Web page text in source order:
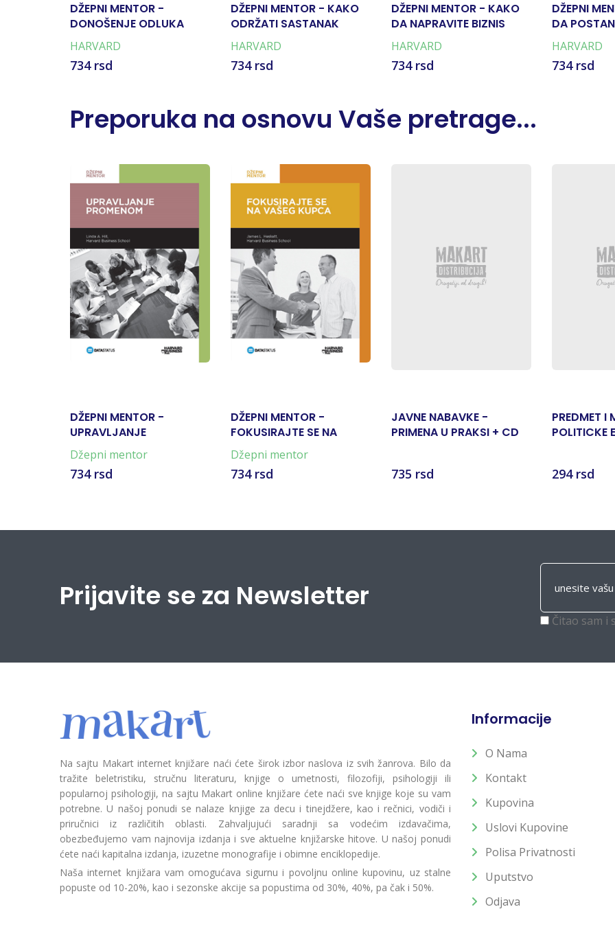
DŽEPNI MENTOR -
DONOŠENJE ODLUKA
HARVARD
734 rsd
DŽEPNI MENTOR - KAKO
ODRŽATI SASTANAK
HARVARD
734 rsd
DŽEPNI MENTOR - KAKO
DA NAPRAVITE BIZNIS
PLAN
HARVARD
734 rsd
DŽEPNI
DA
HARVARD
734 rsd
Preporuka na osnovu Vaše pretrage...
DŽEPNI MENTOR -
UPRAVLJANJE
PROMENOM
Džepni mentor
734 rsd
DŽEPNI MENTOR -
FOKUSIRAJTE SE NA
VAŠEG KUPCA
Džepni mentor
734 rsd
JAVNE NABAVKE -
PRIMENA U PRAKSI + CD
735 rsd
PREDMET I
POLITICKE
294 rsd
Prijavite se za Newsletter
Čitao sam i
Na sajtu Makart internet knjižare naći ćete širok izbor naslova iz svih žanrova. Bilo da
tražite beletristiku, stručnu literaturu, knjige o umetnosti, filozofiji, psihologiji ili
popularnoj psihologiji, na sajtu Makart online knjižare ćete naći sve knjige koje su vam
potrebne. U našoj ponudi se nalaze knjige za decu i tinejdžere, kao i rečnici, vodiči i
priručnici iz različitih oblasti. Zahvaljujući saradnji sa vodećim izdavačima,
obezbeđujemo vam najnovija izdanja i sve aktuelne knjižarske hitove. U našoj ponudi
ćete naći kapitalna izdanja, izuzetne monografije i obimne enciklopedije.
Naša internet knjižara vam omogućava sigurnu i povoljnu online kupovinu, uz stalne
popuste od 10-20%, kao i sezonske akcije sa popustima od 30%, 40%, pa čak i 50%.
Informacije
O Nama
Kontakt
Kupovina
Uslovi Kupovine
Polisa Privatnosti
Uputstvo
Odjava